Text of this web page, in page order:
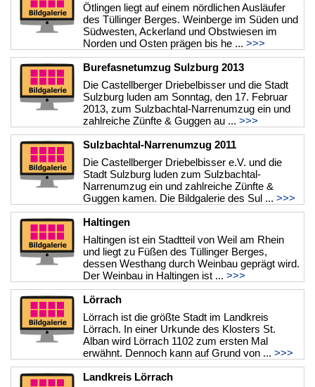
Ötlingen liegt auf einem nördlichen Ausläufer
des Tüllinger Berges. Weinberge im Süden und
Südwesten, Ackerland und Obstwiesen im
Norden und Osten prägen bis he ... >>>
Burefasnetumzug Sulzburg 2013
Die Castellberger Driebelbisser und die Stadt
Sulzburg luden am Sonntag, den 17. Februar
2013, zum Sulzbachtal-Narrenumzug ein und
zahlreiche Zünfte & Guggen au ... >>>
Sulzbachtal-Narrenumzug 2011
Die Castellberger Driebelbisser e.V. und die
Stadt Sulzburg luden zum Sulzbachtal-
Narrenumzug ein und zahlreiche Zünfte &
Guggen kamen. Die Bildgalerie des Sul ... >>>
Haltingen
Haltingen ist ein Stadtteil von Weil am Rhein
und liegt zu Füßen des Tüllinger Berges,
dessen Westhang durch Weinbau geprägt wird.
Der Weinbau in Haltingen ist ... >>>
Lörrach
Lörrach ist die größte Stadt im Landkreis
Lörrach. In einer Urkunde des Klosters St.
Alban wird Lörrach 1102 zum ersten Mal
erwähnt. Dennoch kann auf Grund von ... >>>
Landkreis Lörrach